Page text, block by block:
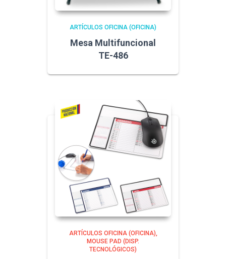
ARTÍCULOS OFICINA (OFICINA)
Mesa Multifuncional
TE-486
ARTÍCULOS OFICINA (OFICINA)
MOUSE PAD (DISP.
TECNOLÓGICOS)